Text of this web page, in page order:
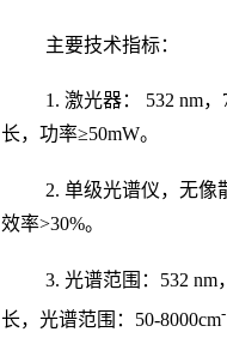
主要技术指标：
1.激光器： 532 nm，
长，功率≥50mW。
2.单级光谱仪，无像
效率>30%。
3.光谱范围： 532 nm
长，光谱范围： 50-8000cm